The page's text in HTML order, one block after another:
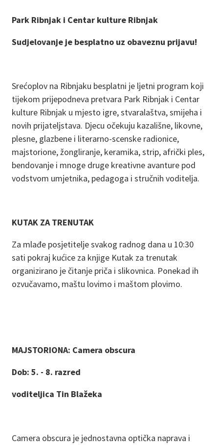
Park Ribnjak i Centar kulture Ribnjak
Sudjelovanje je besplatno uz obaveznu prijavu!
Srećoplov na Ribnjaku besplatni je ljetni program koji
tijekom prijepodneva pretvara Park Ribnjak i Centar
kulture Ribnjak u mjesto igre, stvaralaštva, smijeha i
novih prijateljstava. Djecu očekuju kazališne, likovne,
plesne, glazbene i literarno-scenske radionice,
majstorione, žongliranje, keramika, strip, afrički ples,
bendovanje i mnoge druge kreativne avanture pod
vodstvom umjetnika, pedagoga i stručnih voditelja.
KUTAK ZA TRENUTAK
Za mlađe posjetitelje svakog radnog dana u 10:30
sati pokraj kućice za knjige Kutak za trenutak
organizirano je čitanje priča i slikovnica. Ponekad ih
ozvučavamo, maštu lovimo i maštom plovimo.
MAJSTORIONA: Camera obscura
Dob: 5. - 8. razred
voditeljica Tin Blažeka
Camera obscura je jednostavna optička naprava i